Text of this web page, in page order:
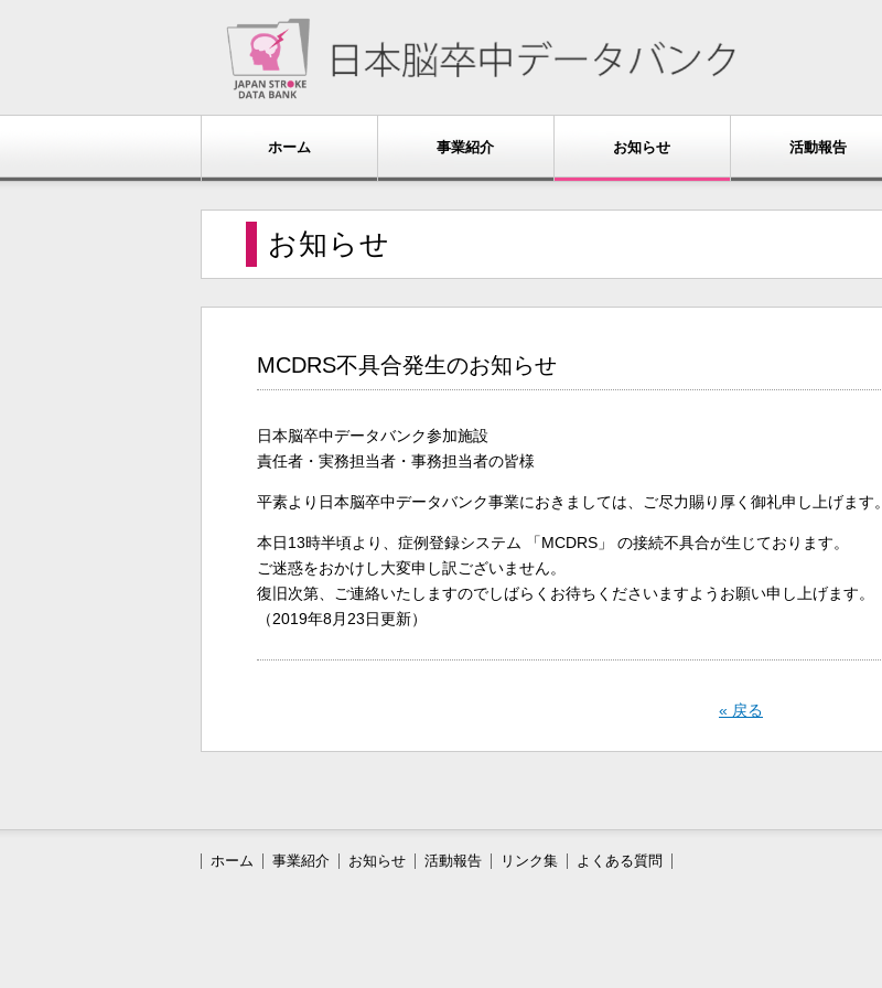
ホーム 事業紹介 お知らせ 活動報告
お知らせ
MCDRS不具合発生のお知らせ
日本脳卒中データバンク参加施設
責任者・実務担当者・事務担当者の皆様
平素より日本脳卒中データバンク事業におきましては、ご尽力賜り厚く御礼申し上げます。
本日13時半頃より、症例登録システム 「MCDRS」 の接続不具合が生じております。
ご迷惑をおかけし大変申し訳ございません。
復旧次第、ご連絡いたしますのでしばらくお待ちくださいますようお願い申し上げます。
（2019年8月23日更新）
« 戻る
ホーム 事業紹介 お知らせ 活動報告 リンク集 よくある質問